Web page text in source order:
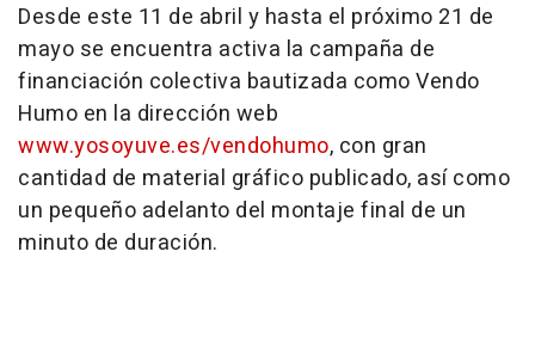
Desde este 11 de abril y hasta el próximo 21 de
mayo se encuentra activa la campaña de
financiación colectiva bautizada como Vendo
Humo en la dirección web
www.yosoyuve.es/vendohumo, con gran
cantidad de material gráfico publicado, así como
un pequeño adelanto del montaje final de un
minuto de duración.